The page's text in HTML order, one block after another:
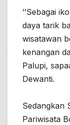
’’Sebagai
daya tarik
wisatawan
kenangan
Palupi,
Dewanti.
Sedangkan
Pariwisata